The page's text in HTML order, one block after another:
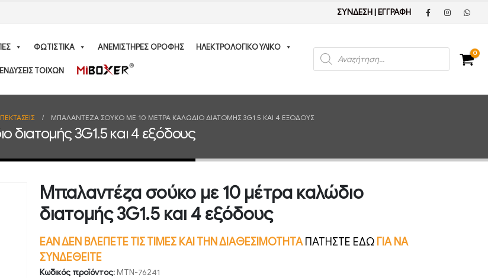
ΣΥΝΔΕΣΗ| ΕΓΓΡΑΦΗ
ΦΩΤΙΣΤΙΚΑ ΑΝΕΜΙΣΤΗΡΕΣ ΟΡΟΦΗΣ ΗΛΕΚΤΡΟΛΟΓΙΚΟ ΥΛΙΚΟ
ΤΟΙΧΩΝ
Products
search
0
ΜΠΑΛΑΝΤΈΖΑ ΣΟΎΚΟ ΜΕ 10 ΜΈΤΡΑ ΚΑΛΏΔΙΟ ΔΙΑΤΟΜΉΣ 3G1.5 ΚΑΙ 4 ΕΞΌΔΟΥΣ
3G1.5 και 4 εξόδους
Μπαλαντέζα σούκο με 10 μέτρα καλώδιο
διατομής 3G1.5 και 4 εξόδους
ΕΑΝ ΔΕΝ ΒΛΕΠΕΤΕ ΤΙΣ ΤΙΜΕΣ ΚΑΙ ΤΗΝ ΔΙΑΘΕΣΙΜΟΤΗΤΑΠΑΤΗΣΤΕ ΕΔΩ ΓΙΑ ΝΑ
ΣΥΝΔΕΘΕΙΤΕ
Κωδικός προϊόντος:MTN-76241